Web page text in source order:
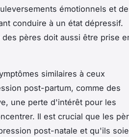
émotionnels et
conduire à un état dépressif.
pères doit aussi être prise
similaires à ceux
post-partum, comme des
une perte d'intérêt pour les
Il est crucial que les
post-natale et qu'ils